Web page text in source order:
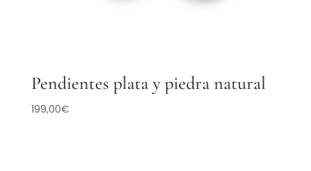
Pendientes plata y piedra natural
199,00€